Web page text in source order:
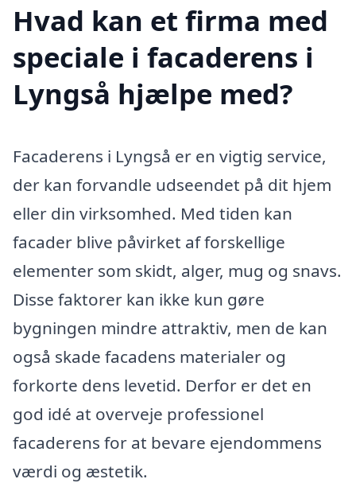
Hvad kan et firma med
speciale i facaderens i
Lyngså hjælpe med?
Facaderens i Lyngså er en vigtig service,
der kan forvandle udseendet på dit hjem
eller din virksomhed. Med tiden kan
facader blive påvirket af forskellige
elementer som skidt, alger, mug og snavs.
Disse faktorer kan ikke kun gøre
bygningen mindre attraktiv, men de kan
også skade facadens materialer og
forkorte dens levetid. Derfor er det en
god idé at overveje professionel
facaderens for at bevare ejendommens
værdi og æstetik.